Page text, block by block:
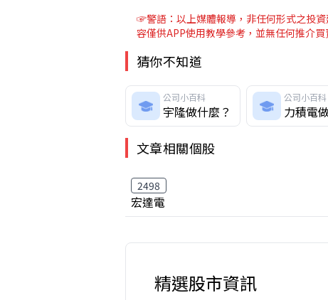
☞警語：以上媒體報導，非任何形式之投
容僅供APP使用教學參考，並無任何推介
猜你不知道
公司小百科
宇隆做什麼？
公司小百科
力積電
文章相關個股
2498
宏達電
精選股市資訊